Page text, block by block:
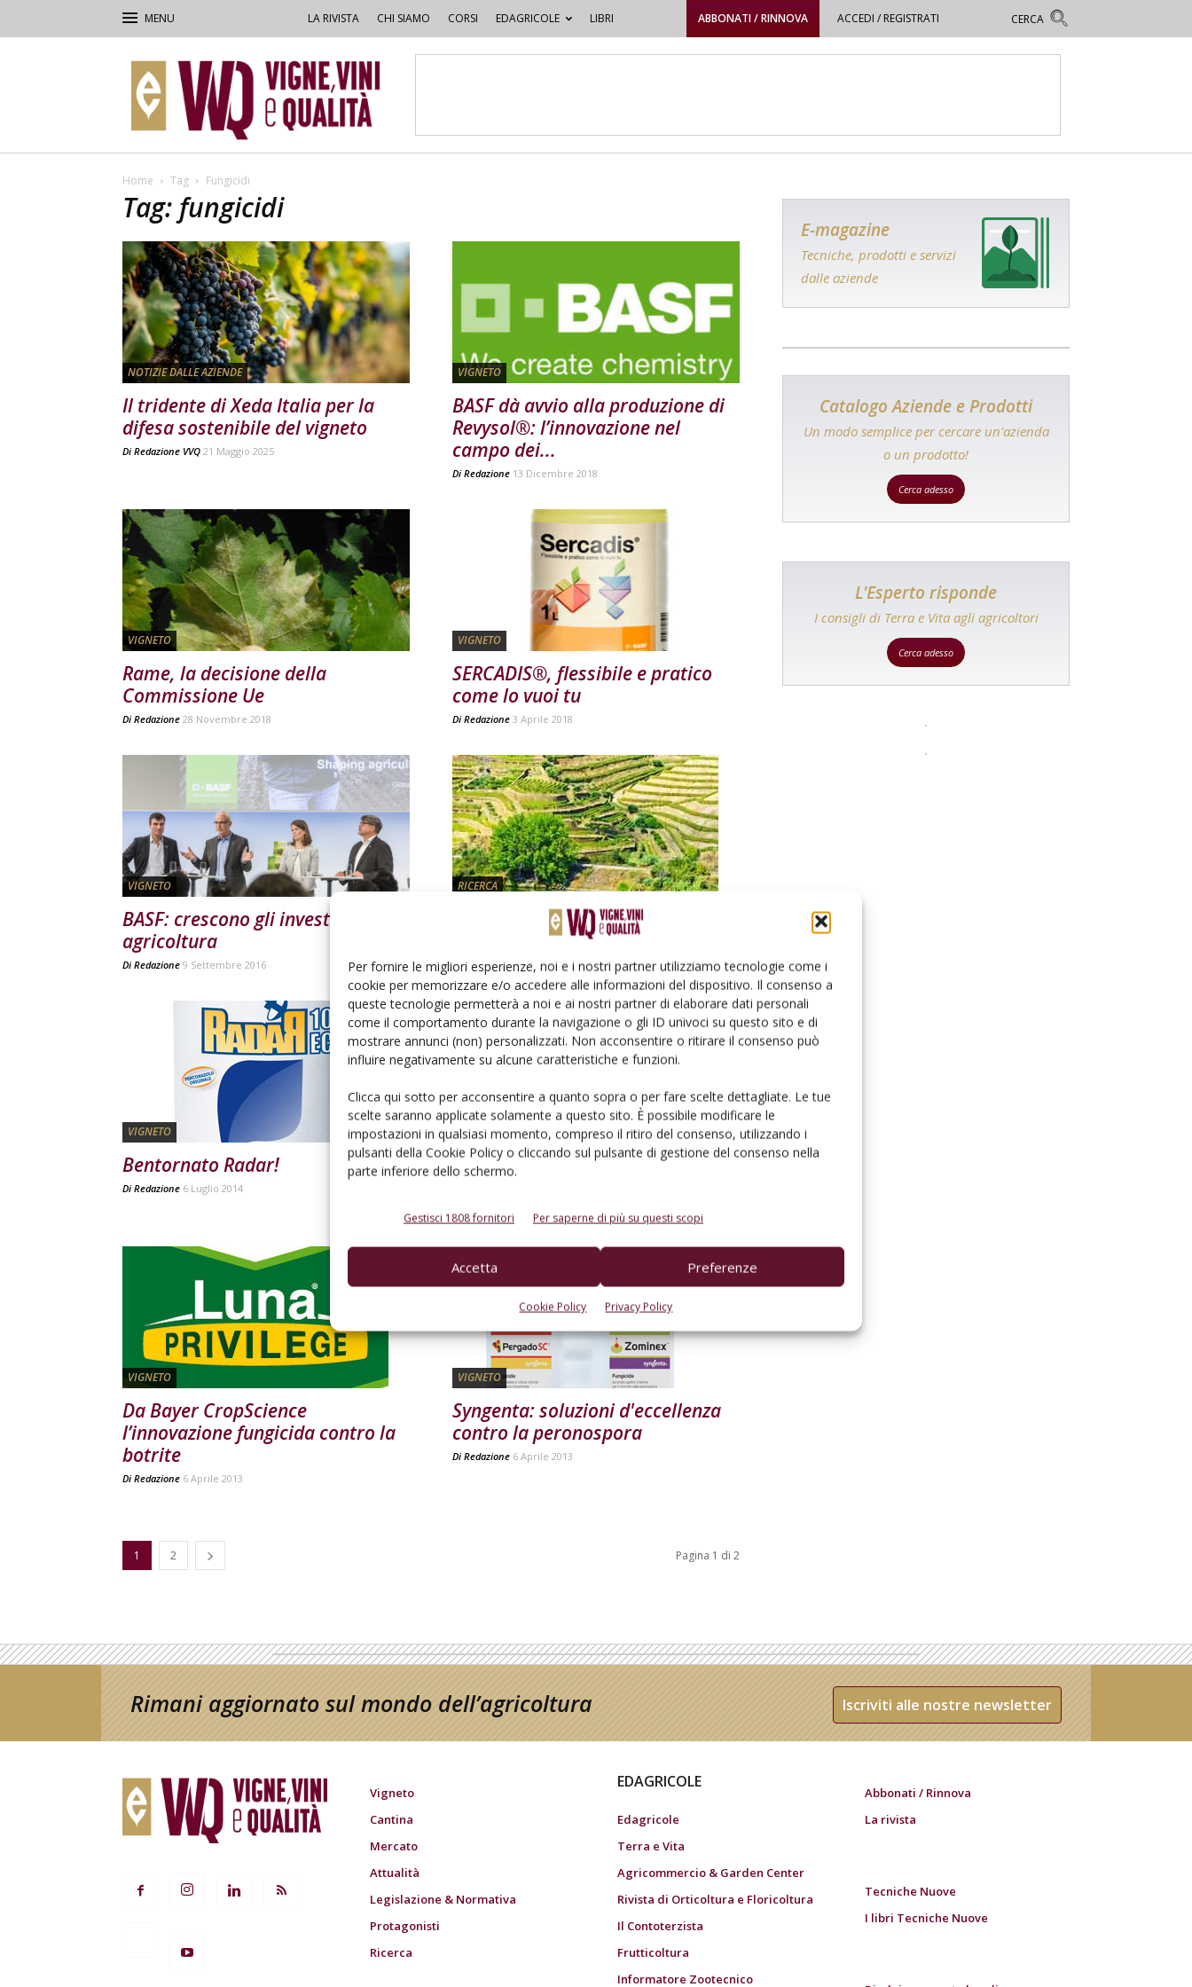
Per fornire le migliori esperienze, noi e i nostri partner utilizziamo tecnologie come i
cookie per memorizzare e/o accedere alle informazioni del dispositivo. Il consenso a
queste tecnologie permetterà a noi e ai nostri partner di elaborare dati personali
come il comportamento durante la navigazione o gli ID univoci su questo sito e di
mostrare annunci (non) personalizzati. Non acconsentire o ritirare il consenso può
influire negativamente su alcune caratteristiche e funzioni.
Clicca qui sotto per acconsentire a quanto sopra o per fare scelte dettagliate. Le tue
scelte saranno applicate solamente a questo sito. È possibile modificare le
impostazioni in qualsiasi momento, compreso il ritiro del consenso, utilizzando i
pulsanti della Cookie Policy o cliccando sul pulsante di gestione del consenso nella
parte inferiore dello schermo.
Gestisci 1808 fornitori Per saperne di più su questi scopi
Accetta Preferenze
Cookie Policy Privacy Policy
LA RIVISTA CHI SIAMO CORSI EDAGRICOLE LIBRI ABBONATI / RINNOVA ACCEDI / REGISTRATI
–
Vigne,
Vini
&
Home Tag Fungicidi
Tag: fungicidi
NOTIZIE DALLE AZIENDE
Il tridente di Xeda Italia per la
difesa sostenibile del vigneto
Di Redazione VVQ 21 Maggio 2025
VIGNETO
BASF dà avvio alla produzione di
Revysol®: l’innovazione nel
campo dei...
Di Redazione 13 Dicembre 2018
VIGNETO
Rame, la decisione della
Commissione Ue
Di Redazione 28 Novembre 2018
VIGNETO
SERCADIS®, flessibile e pratico
come lo vuoi tu
Di Redazione 3 Aprile 2018
VIGNETO
BASF: crescono gli investimenti in
agricoltura
Di Redazione 9 Settembre 2016
RICERCA
Fungicidi e biodiversità nelle
acque superficiali
DiRedazione 28 Dicembre 2015
VIGNETO
Bentornato Radar!
Di Redazione 6 Luglio 2014
VIGNETO
MAKHTESHIM: le novità 2014 per
DiRedazione 4 Febbraio 2014
VIGNETO
Da Bayer CropScience
l’innovazione fungicida contro la
botrite
Di Redazione 6 Aprile 2013
VIGNETO
Syngenta: soluzioni d'eccellenza
contro la peronospora
Di Redazione 6 Aprile 2013
1 2 Pagina 1 di 2
E-magazine
Tecniche, prodotti e servizi
dalle aziende
Catalogo Aziende e Prodotti
Un modo semplice per cercare un'azienda
o un prodotto!
Cerca adesso
L'Esperto risponde
I consigli di Terra e Vita agli agricoltori
Cerca adesso
Rimani aggiornato sul mondo dell’agricoltura Iscriviti alle nostre newsletter
Vigneto
Cantina
Mercato
Attualità
Legislazione & Normativa
Protagonisti
Ricerca
EDAGRICOLE
Edagricole
Terra e Vita
Agricommercio & Garden Center
Rivista di Orticoltura e Floricoltura
Il Contoterzista
Frutticoltura
Informatore Zootecnico
Abbonati / Rinnova
La rivista
Tecniche Nuove
I libri Tecniche Nuove